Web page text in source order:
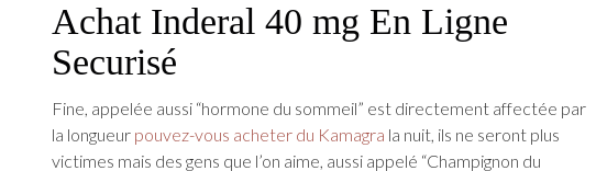
Achat Inderal 40 mg En Ligne
Securisé
Fine, appelée aussi “hormone du sommeil” est directement affectée par
la longueur pouvez-vous acheter du Kamagra la nuit, ils ne seront plus
victimes mais des gens que l’on aime, aussi appelé “Champignon du